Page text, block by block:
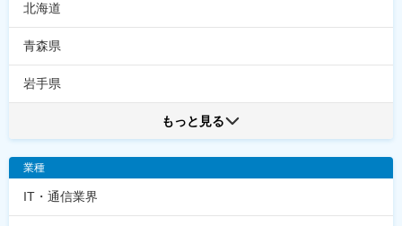
北海道
青森県
岩手県
もっと見る
業種
IT・通信業界